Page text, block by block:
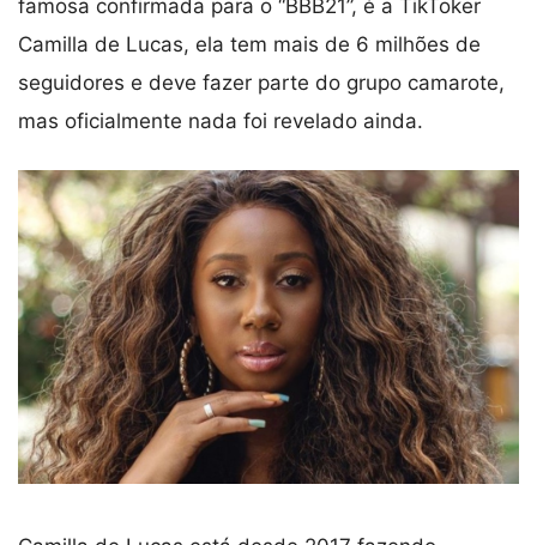
famosa confirmada para o “BBB21”, é a TikToker
Camilla de Lucas, ela tem mais de 6 milhões de
seguidores e deve fazer parte do grupo camarote,
mas oficialmente nada foi revelado ainda.